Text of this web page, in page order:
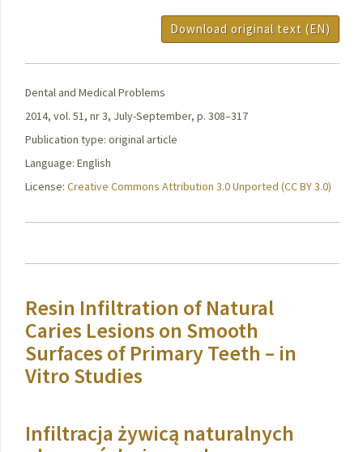
Download original text (EN)
Dental and Medical Problems
2014, vol. 51, nr 3, July-September, p. 308–317
Publication type: original article
Language: English
License: Creative Commons Attribution 3.0 Unported (CC BY 3.0)
Resin Infiltration of Natural
Caries Lesions on Smooth
Surfaces of Primary Teeth – in
Vitro Studies
Infiltracja żywicą naturalnych